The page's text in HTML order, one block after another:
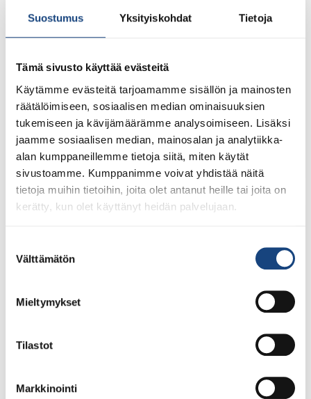
Suostumus Yksityiskohdat Tietoja
Tämä sivusto käyttää evästeitä
Käytämme evästeitä tarjoamamme sisällön ja mainosten
räätälöimiseen, sosiaalisen median ominaisuuksien
tukemiseen ja kävijämäärämme analysoimiseen. Lisäksi
jaamme sosiaalisen median, mainosalan ja analytiikka-
alan kumppaneillemme tietoja siitä, miten käytät
sivustoamme. Kumppanimme voivat yhdistää näitä
tietoja muihin tietoihin, joita olet antanut heille tai joita on
kerätty, kun olet käyttänyt heidän palvelujaan.
valinta
Välttämätön
Mieltymykset
Tilastot
Markkinointi
28.7.2026
Uudet lisenssit ostettavissa
1.8.2026 – 31.7.2027 Suomisportissa. Uuden kauden
lisenssit eivät siis [...]
LUE LISÄÄ